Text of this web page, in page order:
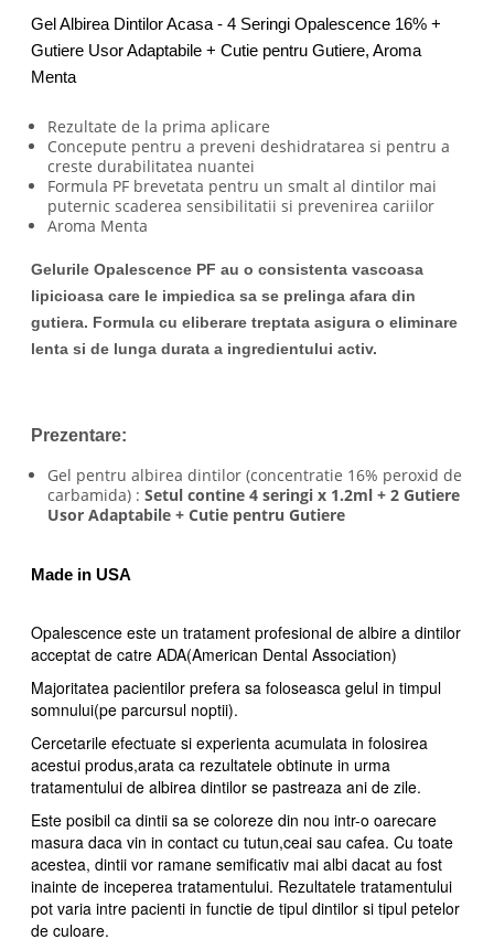
Gel Albirea Dintilor Acasa - 4 Seringi Opalescence 16% +
Gutiere Usor Adaptabile + Cutie pentru Gutiere, Aroma
Menta
Rezultate de la prima aplicare
Concepute pentru a preveni deshidratarea si pentru a
creste durabilitatea nuantei
Formula PF brevetata pentru un smalt al dintilor mai
puternic scaderea sensibilitatii si prevenirea cariilor
Aroma Menta
Gelurile Opalescence PF au o consistenta vascoasa
lipicioasa care le impiedica sa se prelinga afara din
gutiera. Formula cu eliberare treptata asigura o eliminare
lenta si de lunga durata a ingredientului activ.
Prezentare:
Gel pentru albirea dintilor (concentratie 16% peroxid de
carbamida) : Setul contine 4 seringi x 1.2ml + 2 Gutiere
Usor Adaptabile + Cutie pentru Gutiere
Made in USA
Opalescence este un tratament profesional de albire a dintilor
acceptat de catre ADA(American Dental Association)
Majoritatea pacientilor prefera sa foloseasca gelul in timpul
somnului(pe parcursul noptii).
Cercetarile efectuate si experienta acumulata in folosirea
acestui produs,arata ca rezultatele obtinute in urma
tratamentului de albirea dintilor se pastreaza ani de zile.
Este posibil ca dintii sa se coloreze din nou intr-o oarecare
masura daca vin in contact cu tutun,ceai sau cafea. Cu toate
acestea, dintii vor ramane semificativ mai albi dacat au fost
inainte de inceperea tratamentului. Rezultatele tratamentului
pot varia intre pacienti in functie de tipul dintilor si tipul petelor
de culoare.